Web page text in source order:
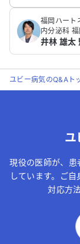
福岡ハート
内分泌科
井林 雄太
ユビー病気のQ&Aト
ユ
現役の医師が、患
しています。ご
対応方